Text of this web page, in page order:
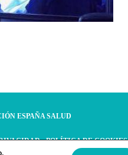
ESPAÑA SALUD
·POLÍTICA DE COOKIES